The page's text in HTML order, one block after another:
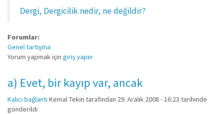
Dergi, Dergicilik nedir, ne değildir?
Forumlar:
Genel tartışma
Yorum yapmak için giriş yapın
a) Evet, bir kayıp var, ancak
Kalıcı bağlantı Kemal Tekin tarafından 29. Aralık 2008 - 16:23 tarihinde
gönderildi